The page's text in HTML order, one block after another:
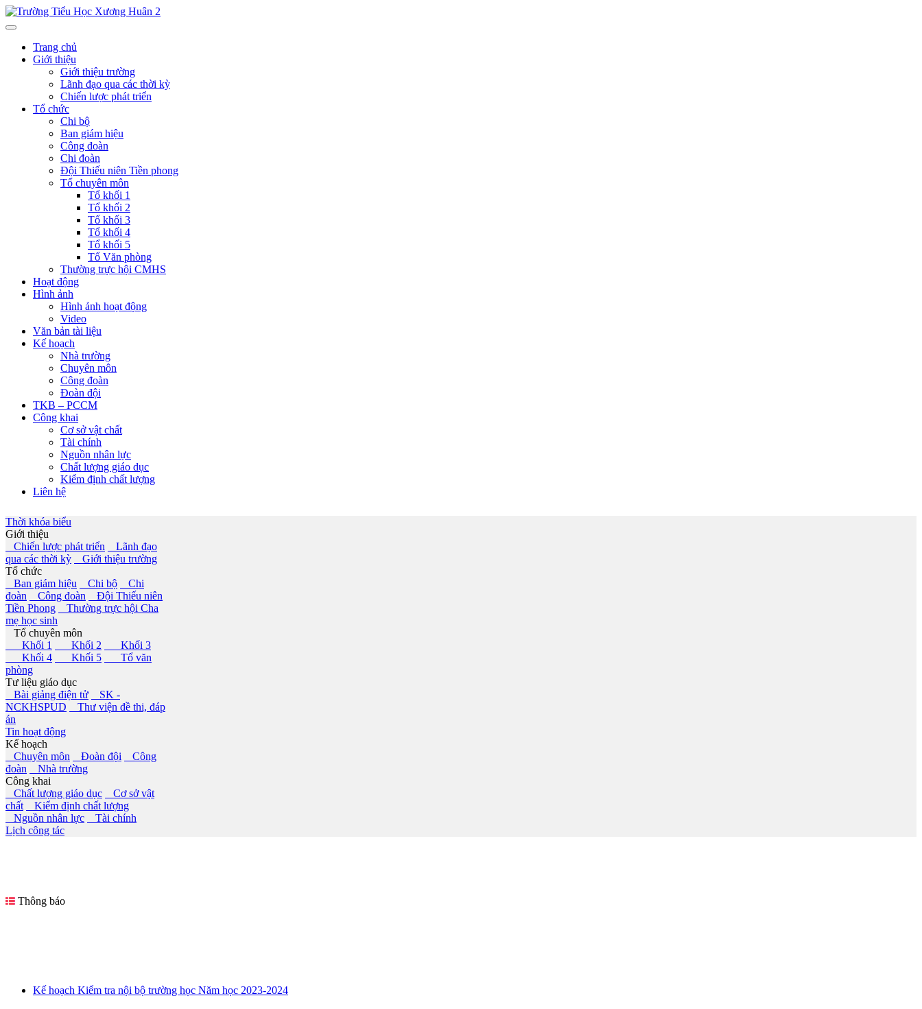
Trang chủ
Giới thiệu
Giới thiệu trường
Lãnh đạo qua các thời kỳ
Chiến lược phát triển
Tổ chức
Chi bộ
Ban giám hiệu
Công đoàn
Chi đoàn
Đội Thiếu niên Tiền phong
Tổ chuyên môn
Tổ khối 1
Tổ khối 2
Tổ khối 3
Tổ khối 4
Tổ khối 5
Tổ Văn phòng
Thường trực hội CMHS
Hoạt động
Hình ảnh
Hình ảnh hoạt động
Video
Văn bản tài liệu
Kế hoạch
Nhà trường
Chuyên môn
Công đoàn
Đoàn đội
TKB – PCCM
Công khai
Cơ sở vật chất
Tài chính
Nguồn nhân lực
Chất lượng giáo dục
Kiểm định chất lượng
Liên hệ
Thời khóa biểu
Giới thiệu
Chiến lược phát triển
Lãnh đạo
qua các thời kỳ
Giới thiệu trường
Tổ chức
Ban giám hiệu
Chi bộ
Chi
đoàn
Công đoàn
Đội Thiếu niên
Tiền Phong
Thường trực hội Cha
mẹ học sinh
Tổ chuyên môn
Khối 1
Khối 2
Khối 3
Khối 4
Khối 5
Tổ văn
phòng
Tư liệu giáo dục
Bài giảng điện tử
SK -
NCKHSPUD
Thư viện đề thi, đáp
án
Tin hoạt động
Kế hoạch
Chuyên môn
Đoàn đội
Công
đoàn
Nhà trường
Công khai
Chất lượng giáo dục
Cơ sở vật
chất
Kiểm định chất lượng
Nguồn nhân lực
Tài chính
Lịch công tác
Thông báo